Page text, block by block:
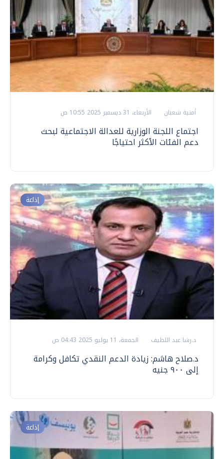
أمنية شعبان الأربعاء، 31 ديسمبر 2025 10:55 ص
اجتماع اللجنة الوزارية للعدالة الاجتماعية لبحث
دعم الفئات الأكثر احتياجًا
إذاعة
د.رشا عبد اللطيف الجمعة، 11 يوليو 2025 04:43 ص
د.صلاح هاشم: زيادة الدعم النقدي تكافل وكرامة
إلى ٩٠٠ جنيه
إذاعة